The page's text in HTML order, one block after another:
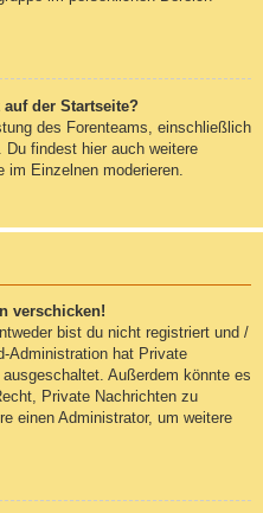
auf der Startseite?
des Forenteams, einschließlich
Du findest hier auch weitere
im Einzelnen moderieren.
verschicken!
bist du nicht registriert und /
Administration hat Private
Außerdem könnte es
Private Nachrichten zu
einen Administrator, um weitere